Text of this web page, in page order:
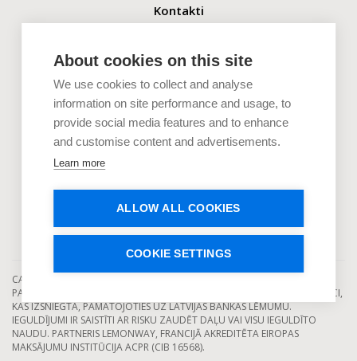
About cookies on this site
We use cookies to collect and analyse
information on site performance and usage, to
provide social media features and to enhance
and customise content and advertisements.
Learn more
ALLOW ALL COOKIES
COOKIE SETTINGS
Kontakti
+371 2880 0880
Uzņēmumiem
Investoriem
Uzzini vairāk
CAPITALIA IR LICENCĒTS EIROPAS KOLEKTĪVĀS FINANSĒŠANAS
PAKALPOJUMU SNIEDZĒJS, KAS DARBOJAS SASKAŅĀ AR DARBĪBAS LICENCI,
KAS IZSNIEGTA, PAMATOJOTIES UZ LATVIJAS BANKAS LĒMUMU.
IEGULDĪJUMI IR SAISTĪTI AR RISKU ZAUDĒT DAĻU VAI VISU IEGULDĪTO
NAUDU. PARTNERIS LEMONWAY, FRANCIJĀ AKREDITĒTA EIROPAS
MAKSĀJUMU INSTITŪCIJA ACPR (CIB 16568).